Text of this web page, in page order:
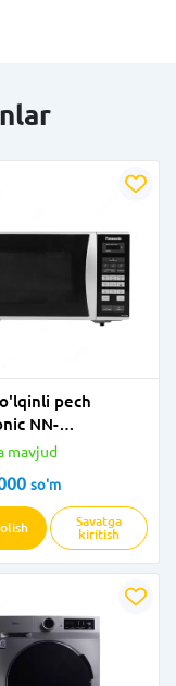
pech
NN-
(Solo 25l)+
2E-U03VES3M
mavjud
so'm
Savatga
kiritish